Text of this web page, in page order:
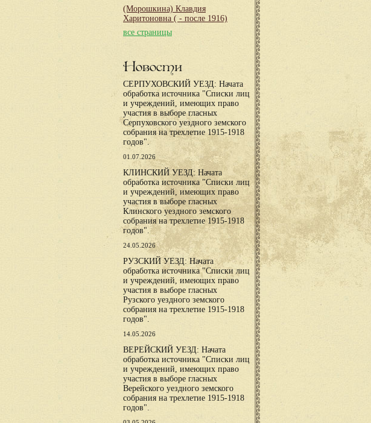
(Морошкина) Клавдия
Харитоновна ( - после 1916)
все страницы
Новости
СЕРПУХОВСКИЙ УЕЗД: Начата
обработка источника "Списки лиц
и учреждений, имеющих право
участия в выборе гласных
Серпуховского уездного земского
собрания на трехлетие 1915-1918
годов".
01.07.2026
КЛИНСКИЙ УЕЗД: Начата
обработка источника "Списки лиц
и учреждений, имеющих право
участия в выборе гласных
Клинского уездного земского
собрания на трехлетие 1915-1918
годов".
24.05.2026
РУЗСКИЙ УЕЗД: Начата
обработка источника "Списки лиц
и учреждений, имеющих право
участия в выборе гласных
Рузского уездного земского
собрания на трехлетие 1915-1918
годов".
14.05.2026
ВЕРЕЙСКИЙ УЕЗД: Начата
обработка источника "Списки лиц
и учреждений, имеющих право
участия в выборе гласных
Верейского уездного земского
собрания на трехлетие 1915-1918
годов".